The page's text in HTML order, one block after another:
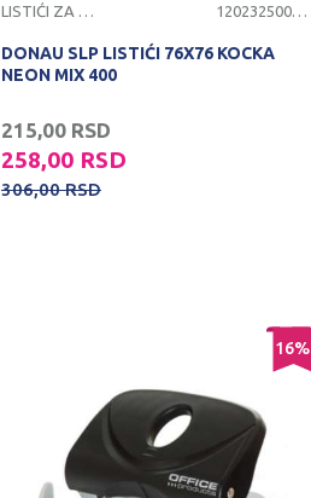
LISTIĆI ZA PORUKE 1202325000628
DONAU SLP LISTIĆI 76X76 KOCKA
NEON MIX 400
215,00 RSD
258,00 RSD
306,00RSD
16%